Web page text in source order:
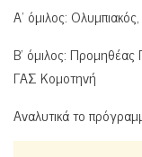
Α’ όμιλος:
Β’ όμιλος: Προμηθέας
ΓΑΣ Κομοτηνή
Αναλυτικά το